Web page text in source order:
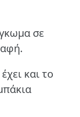
σε
και το